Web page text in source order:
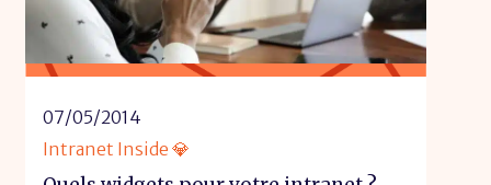
07/05/2014
Intranet Inside 💎